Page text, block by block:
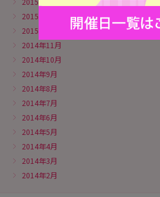
2015年3月
2015年2月
2014年11月
2014年10月
2014年9月
2014年8月
2014年7月
2014年6月
2014年5月
2014年4月
2014年3月
2014年2月